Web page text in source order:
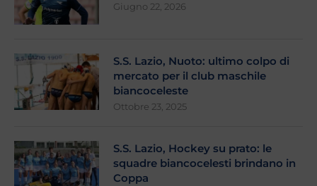
Giugno 22, 2026
S.S. Lazio, Nuoto: ultimo colpo di
mercato per il club maschile
biancoceleste
Ottobre 23, 2025
S.S. Lazio, Hockey su prato: le
squadre biancocelesti brindano in
Coppa